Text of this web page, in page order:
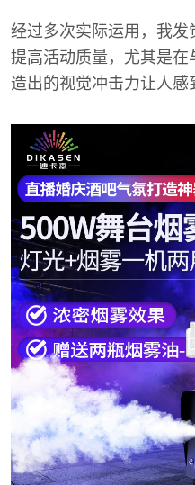
经过多次实际运用，我
提高活动质量，尤其是
造出的视觉冲击力让人感